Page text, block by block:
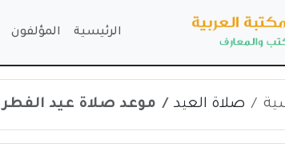
الرئيسية المؤلفون
صلاة العيد موعد صلاة عيد الفطر 2022 ابو ظبي | الامارات